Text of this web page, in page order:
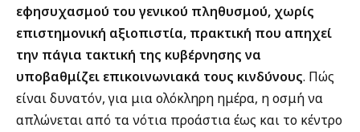
εφησυχασμού του γενικού πληθυσμού, χωρίς
επιστημονική αξιοπιστία, πρακτική που απηχεί
την πάγια τακτική της κυβέρνησης να
υποβαθμίζει επικοινωνιακά τους κινδύνους. Πώς
είναι δυνατόν, για μια ολόκληρη ημέρα, η οσμή να
απλώνεται από τα νότια προάστια έως και το κέντρο